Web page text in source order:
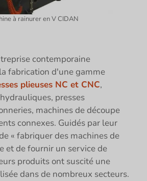
à rainurer en V CIDAN
contemporaine
fabrication d'une gamme
plieuses NC et CNC,
presses
machines de découpe
connexes. Guidés par leur
« fabriquer des machines de
et de fournir un service de
produits ont suscité une
dans de nombreux secteurs.